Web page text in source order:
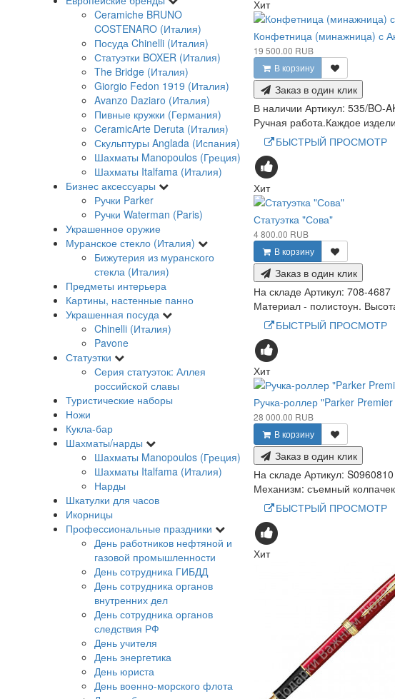
Ceramiche BRUNO
COSTENARO (Италия)
Посуда Chinelli (Италия)
Статуэтки BOXER (Италия)
The Bridge (Италия)
Giorgio Fedon 1919 (Италия)
Avanzo Daziaro (Италия)
Пивные кружки (Германия)
CeramicArte Deruta (Италия)
Скульптуры Anglada (Испания)
Шахматы Manopoulos (Греция)
Шахматы Italfama (Италия)
Бизнес аксессуары
Ручки Parker
Ручки Waterman (Paris)
Украшенное оружие
Муранское стекло (Италия)
Бижутерия из муранского
стекла (Италия)
Предметы интерьера
Картины, настенные панно
Украшенная посуда
Chinelli (Италия)
Pavone
Статуэтки
Серия статуэток: Аллея
российской славы
Туристические наборы
Ножи
Кукла-бар
Шахматы/нарды
Шахматы Manopoulos (Греция)
Шахматы Italfama (Италия)
Нарды
Шкатулки для часов
Икорницы
Профессиональные праздники
День работников нефтяной и
газовой промышленности
День сотрудника ГИБДД
День сотрудника органов
внутренних дел
День сотрудника органов
следствия РФ
День учителя
День энергетика
День юриста
День военно-морского флота
Хит
Конфетница (минажница) с
19 500.00 RUB
В корзину
Заказ в один клик
В наличии Артикул: 535/BO-
Ручная работа.Каждое
БЫСТРЫЙ ПРОСМОТР
Хит
Статуэтка "Сова"
4 800.00 RUB
В корзину
Заказ в один клик
На складе Артикул: 708-4687
Материал - полистоун.
БЫСТРЫЙ ПРОСМОТР
Хит
Ручка-роллер "Parker
28 000.00 RUB
В корзину
Заказ в один клик
На складе Артикул: S0960810
Механизм: съемный
БЫСТРЫЙ ПРОСМОТР
Хит